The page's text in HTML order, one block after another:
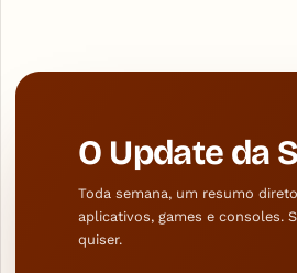
O Update da
Toda semana, um resumo
aplicativos, games e consoles.
quiser.